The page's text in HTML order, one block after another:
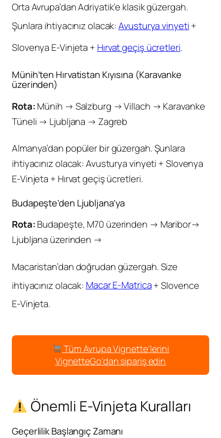
Orta Avrupa’dan Adriyatik’e klasik güzergah.
Şunlara ihtiyacınız olacak:Avusturya vinyeti+
Slovenya E-Vinjeta + Hırvat geçiş ücretleri.
Münih’ten Hırvatistan Kıyısına (Karavanke
üzerinden)
Rota:Münih → Salzburg → Villach → Karavanke
Tüneli → Ljubljana → Zagreb
Almanya’dan popüler bir güzergah. Şunlara
ihtiyacınız olacak: Avusturya vinyeti + Slovenya
E-Vinjeta + Hırvat geçiş ücretleri.
Budapeşte’den Ljubljana’ya
Rota:Budapeşte, M70 üzerinden → Maribor→
Ljubljana üzerinden →
Macaristan’dan doğrudan güzergah. Size
ihtiyacınız olacak: Macar E-Matrica+ Slovence
E-Vinjeta.
Tüm Avrupa Vignette’lerini
VignetteGo’dan sipariş edin
Önemli E-Vinjeta Kuralları
Geçerlilik Başlangıç Zamanı